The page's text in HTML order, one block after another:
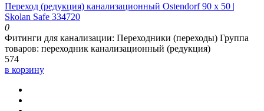
Переход (редукция) канализационный Ostendorf 90 х 50 |
Skolan Safe 334720
0
Фитинги для канализации: Переходники (переходы) Группа
товаров: переходник канализационный (редукция)
574
в корзину